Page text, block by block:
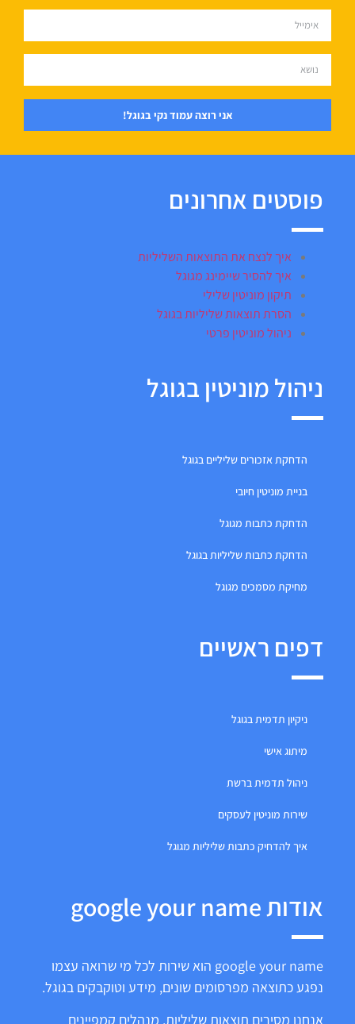
אני רוצה עמוד נקי בגוגל!
פוסטים אחרונים
איך לנצח את התוצאות השליליות
איך להסיר שיימינג מגוגל
תיקון מוניטין שלילי
הסרת תוצאות שליליות בגוגל
ניהול מוניטין פרטי
ניהול מוניטין בגוגל
הדחקת אזכורים שליליים בגוגל
בניית מוניטין חיובי
הדחקת כתבות מגוגל
הדחקת כתבות שליליות בגוגל
מחיקת מסמכים מגוגל
דפים ראשיים
ניקיון תדמית בגוגל
מיתוג אישי
ניהול תדמית ברשת
שירות מוניטין לעסקים
איך להדחיק כתבות שליליות מגוגל
אודות google your name
google your name הוא שירות לכל מי שרואה עצמו
נפגע כתוצאה מפרסומים שונים, מידע וטוקבקים בגוגל.
אנחנו מסירים תוצאות שליליות, מנהלים קמפיינים